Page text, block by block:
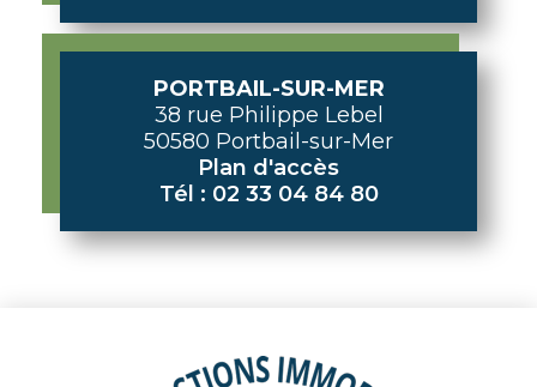
PORTBAIL-SUR-MER
38 rue Philippe Lebel
50580 Portbail-sur-Mer
Plan d'accès
Tél : 02 33 04 84 80